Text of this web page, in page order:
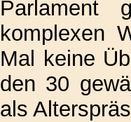
komplexen
Mal keine
den 30
als